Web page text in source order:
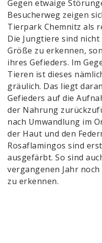
Gegen etwaige
Besucherweg zeigen
Tierpark Chemnitz als
Die Jungtiere sind
Größe zu erkennen,
ihres Gefieders. Im
Tieren ist dieses
gräulich. Das liegt
Gefieders auf die
der Nahrung
nach Umwandlung im
der Haut und den
Rosaflamingos sind
ausgefärbt. So sind
vergangenen Jahr
zu erkennen.